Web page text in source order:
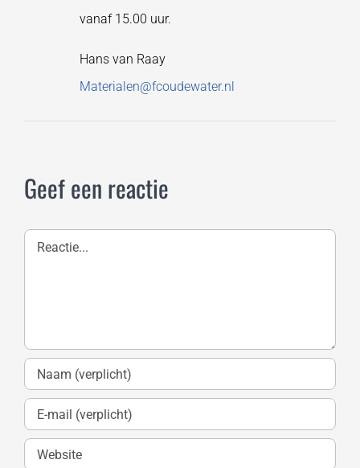
vanaf 15.00 uur.
Hans van Raay
Materialen@fcoudewater.nl
Geef een reactie
Reactie